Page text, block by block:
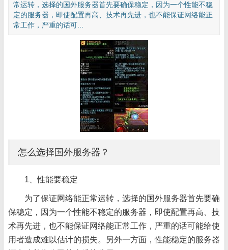
常运转，选择的国外服务器首先要确保稳定，因为一个性能不稳
定的服务器，即使配置再高、技术再先进，也不能保证网络能正
常工作，严重的话可...
怎么选择国外服务器？
1、性能要稳定
为了保证网络能正常运转，选择的国外服务器首先要确
保稳定，因为一个性能不稳定的服务器，即使配置再高、技
术再先进，也不能保证网络能正常工作，严重的话可能给使
用者造成难以估计的损失。另外一方面，性能稳定的服务器